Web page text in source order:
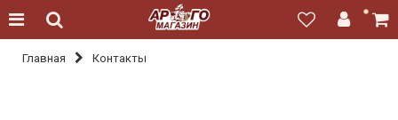
Главная Контакты